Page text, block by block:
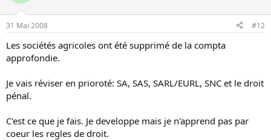
31 Mai 2008 #12
Les sociétés agricoles ont été supprimé de la compta
approfondie.
Je vais réviser en prioroté: SA, SAS, SARL/EURL, SNC et le droit
pénal.
C'est ce que je fais. Je developpe mais je n'apprend pas par
coeur les regles de droit.